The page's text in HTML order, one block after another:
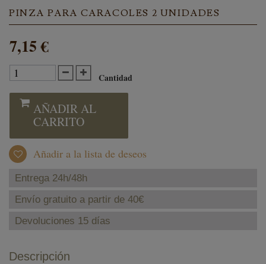
PINZA PARA CARACOLES 2 UNIDADES
7,15 €
Cantidad
AÑADIR AL
CARRITO
Añadir a la lista de deseos
Entrega 24h/48h
Envío gratuito a partir de 40€
Devoluciones 15 días
Descripción